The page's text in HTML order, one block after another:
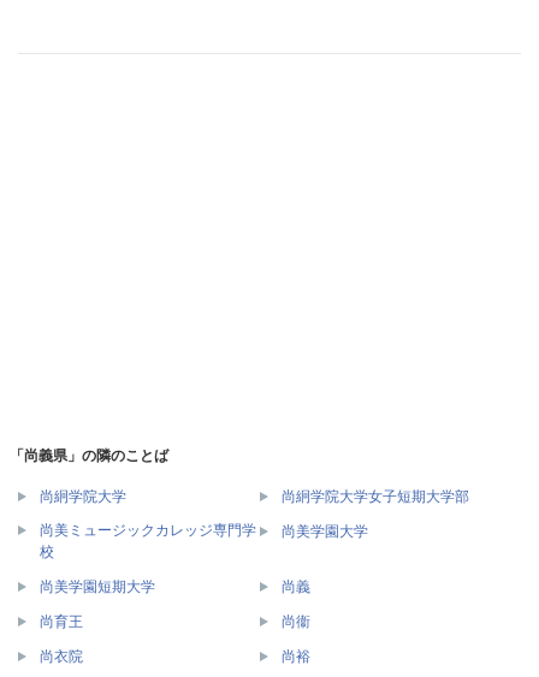
「尚義県」の隣のことば
尚絅学院大学
尚絅学院大学女子短期大学部
尚美ミュージックカレッジ専門学
校
尚美学園大学
尚美学園短期大学 尚義
尚育王 尚衞
尚衣院 尚裕